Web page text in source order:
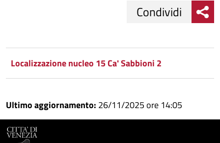
Facebook
Condividi
su
Twitter
Condividi
su
Google
Condividi
su
Condividi
Localizzazione nucleo 15 Ca' Sabbioni 2
Ultimo aggiornamento: 26/11/2025 ore 14:05